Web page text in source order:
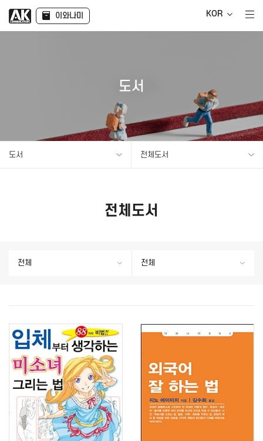
이와나미 KOR
도서
도서 전체도서
전체도서
전체 전체